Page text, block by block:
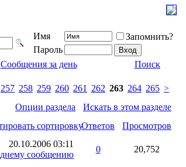
Имя
Запомнить?
Пароль
Сообщения за день Поиск
257 258 259 260 261 262 263 264 265 >
Опции раздела
Искать в этом разделе
Ответов
Просмотров
20.10.2006 03:11
0 20,752